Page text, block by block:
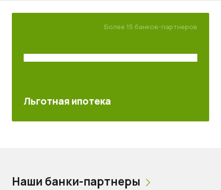
Более 15 банков-партнеров
Льготная ипотека
Наши банки-партнеры